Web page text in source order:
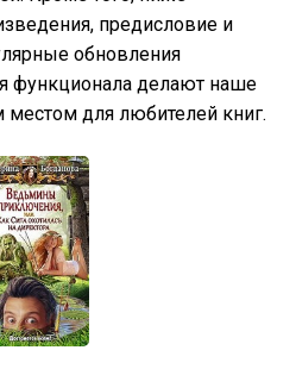
предисловие и
обновления
функционала делают наше
для любителей книг.